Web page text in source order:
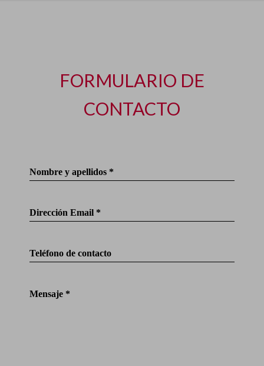
FORMULARIO DE
CONTACTO
Nombre y apellidos *
Dirección Email *
Teléfono de contacto
Mensaje *